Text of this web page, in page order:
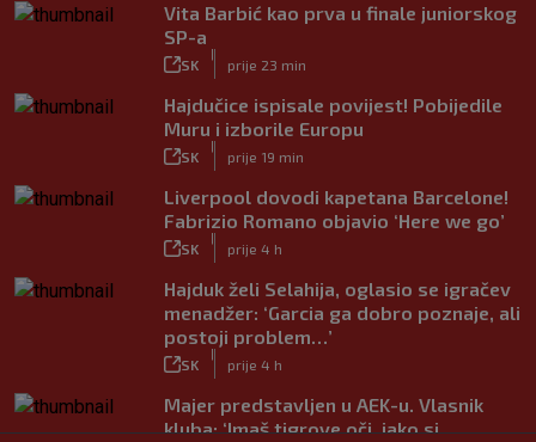
Vita Barbić kao prva u finale juniorskog
SP-a
SK prije 23 min
Hajdučice ispisale povijest! Pobijedile
Muru i izborile Europu
SK prije 19 min
Liverpool dovodi kapetana Barcelone!
Fabrizio Romano objavio ‘Here we go’
SK prije 4 h
Hajduk želi Selahija, oglasio se igračev
menadžer: ‘Garcia ga dobro poznaje, ali
postoji problem…’
SK prije 4 h
Majer predstavljen u AEK-u. Vlasnik
kluba: ‘Imaš tigrove oči, jako si